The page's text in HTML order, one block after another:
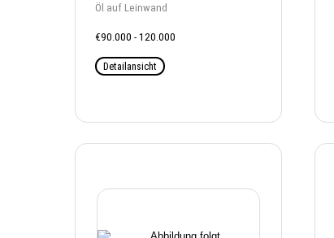
Öl auf Leinwand
€90.000 - 120.000
Detailansicht